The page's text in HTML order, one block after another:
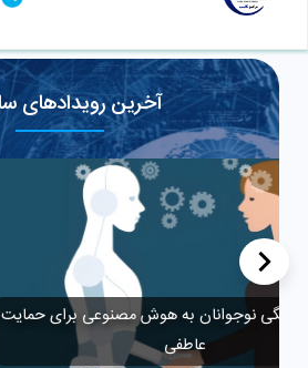
آخرین رویدادهای
حمایت
راهنمای کامل انتقال امن
<